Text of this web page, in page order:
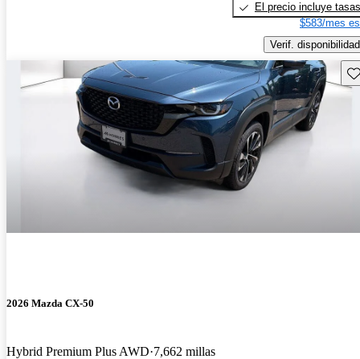
El precio incluye tasas
$583/mes
Verif. disponibilidad
2026 Mazda CX-50
Hybrid Premium Plus AWD 7,662 millas